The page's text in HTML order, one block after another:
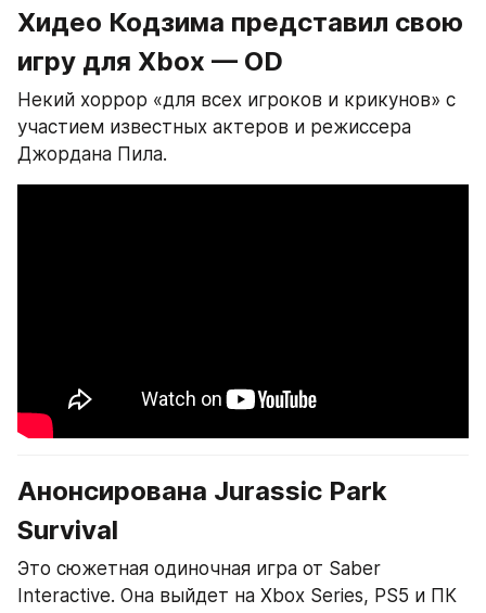
Хидео Кодзима представил свою
игру для Xbox — OD
Некий хоррор «для всех игроков и крикунов» с
участием известных актеров и режиссера
Джордана Пила.
Анонсирована Jurassic Park
Survival
Это сюжетная одиночная игра от Saber
Interactive. Она выйдет на Xbox Series, PS5 и ПК